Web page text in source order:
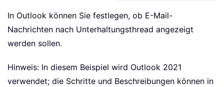
In Outlook können Sie festlegen, ob E-Mail-
Nachrichten nach Unterhaltungsthread angezeigt
werden sollen.
Hinweis: In diesem Beispiel wird Outlook 2021
verwendet; die Schritte und Beschreibungen können in